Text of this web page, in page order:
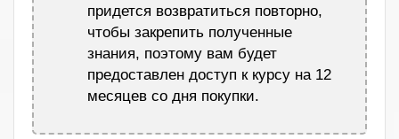
придется возвратиться повторно,
чтобы закрепить полученные
знания, поэтому вам будет
предоставлен доступ к курсу на 12
месяцев со дня покупки.